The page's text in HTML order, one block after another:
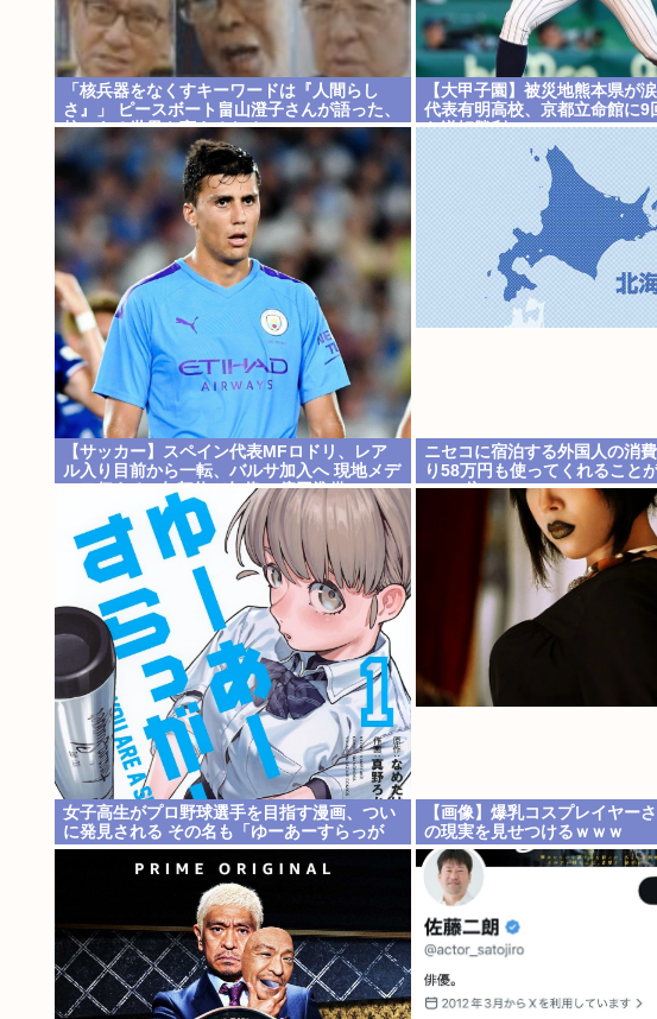
「核兵器をなくすキーワードは『人間らし
さ』」 ピースボート畠山澄子さんが語った、
核のある世界を変えるために
【大甲子園】被災地熊本県が
代表有明高校、京都立命館に9
ら逆転勝利
【サッカー】スペイン代表MFロドリ、レア
ル入り目前から一転、バルサ加入へ 現地メデ
ィア伝える 4年契約で年俸55億円準備
ニセコに宿泊する外国人の消
り58万円も使ってくれること
の4.6倍
女子高生がプロ野球選手を目指す漫画、つい
に発見される その名も「ゆーあーすらっが
ー」
【画像】爆乳コスプレイヤー
の現実を見せつけるｗｗｗ